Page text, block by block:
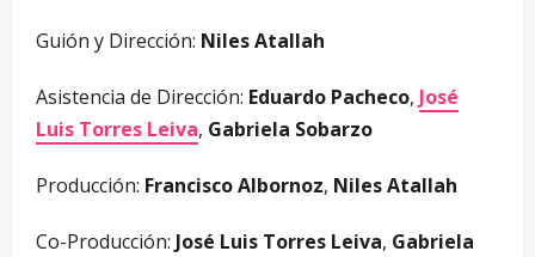
Guión y Dirección: Niles Atallah
Asistencia de Dirección: Eduardo Pacheco, José
Luis Torres Leiva, Gabriela Sobarzo
Producción: Francisco Albornoz, Niles Atallah
Co-Producción: José Luis Torres Leiva, Gabriela